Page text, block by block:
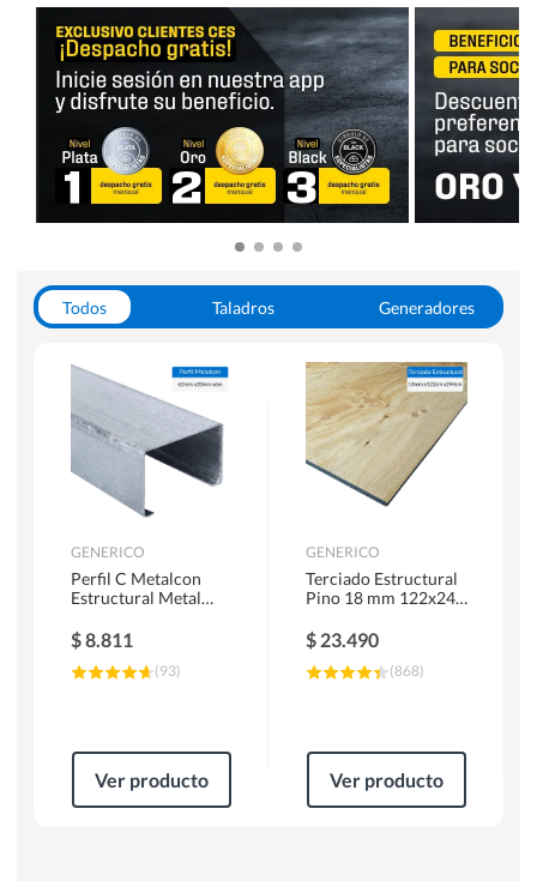
Todos Taladros
Generadores
Herramientas Manuales
Sierras Circulares
GENERICO
Perfil C Metalcon
Estructural Metal
$8.811
(93)
Ver producto
GENERICO
Terciado Estructural
Pino 18 mm 122x244
$ 23.490
(868)
Ver producto